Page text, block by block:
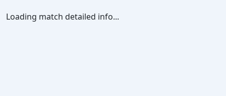
Loading match detailed info...